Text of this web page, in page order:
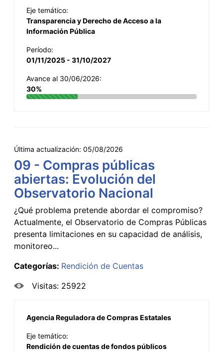
Eje temático:
Transparencia y Derecho de Acceso a la
Información Pública
Período:
01/11/2025 - 31/10/2027
Avance al 30/06/2026:
30%
Última actualización: 05/08/2026
09 - Compras públicas
abiertas: Evolución del
Observatorio Nacional
¿Qué problema pretende abordar el compromiso?
Actualmente, el Observatorio de Compras Públicas
presenta limitaciones en su capacidad de análisis,
monitoreo...
Categorías: Rendición de Cuentas
Visitas: 25922
Agencia Reguladora de Compras Estatales
Eje temático:
Rendición de cuentas de fondos públicos